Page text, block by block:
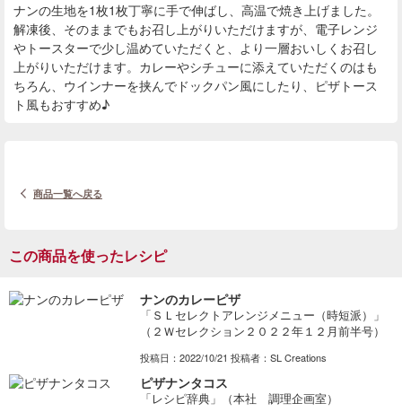
ナンの生地を1枚1枚丁寧に手で伸ばし、高温で焼き上げました。
解凍後、そのままでもお召し上がりいただけますが、電子レンジ
やトースターで少し温めていただくと、より一層おいしくお召し
上がりいただけます。カレーやシチューに添えていただくのはも
ちろん、ウインナーを挟んでドックパン風にしたり、ピザトース
ト風もおすすめ♪
商品一覧へ戻る
この商品を使ったレシピ
ナンのカレーピザ
「ＳＬセレクトアレンジメニュー（時短派）」
（２Ｗセレクション２０２２年１２月前半号）
投稿日：2022/10/21 投稿者：SL Creations
ピザナンタコス
「レシピ辞典」（本社 調理企画室）